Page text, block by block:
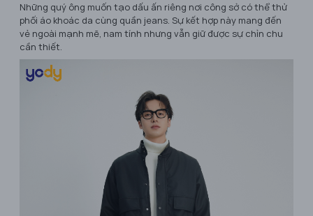
Những quý ông muốn tạo dấu ấn riêng nơi công sở có thể thử
phối áo khoác da cùng quần jeans. Sự kết hợp này mang đến
vẻ ngoài mạnh mẽ, nam tính nhưng vẫn giữ được sự chỉn chu
cần thiết.